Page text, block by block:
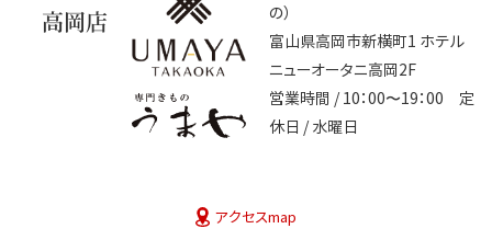
高岡店
の）
富山県高岡市新横町1 ホテル
ニューオータニ高岡2F
営業時間 / 10：00〜19：00 定
休日 / 水曜日
アクセスmap